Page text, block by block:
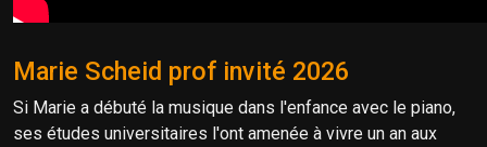
Marie Scheid prof invité 2026
Si Marie a débuté la musique dans l'enfance avec le piano,
ses études universitaires l'ont amenée à vivre un an aux